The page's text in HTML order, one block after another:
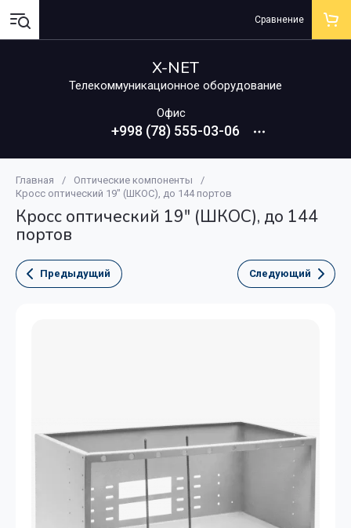
X-NET
Телекоммуникационное оборудование
Офис
+998 (78) 555-03-06
Сравнение
Главная / Оптические компоненты
/
Кросс оптический 19" (ШКОС), до 144 портов
Кросс оптический 19" (ШКОС), до 144
портов
Предыдущий Следующий